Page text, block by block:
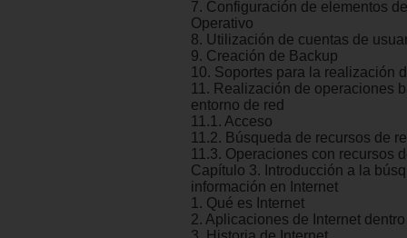
7. Configuración de elementos
Operativo
8. Utilización de cuentas de
9. Creación de Backup
10. Soportes para la realización
11. Realización de operaciones
entorno de red
11.1. Acceso
11.2. Búsqueda de recursos de
11.3. Operaciones con recursos
Capítulo 3. Introducción a la
información en Internet
1. Qué es Internet
2. Aplicaciones de Internet